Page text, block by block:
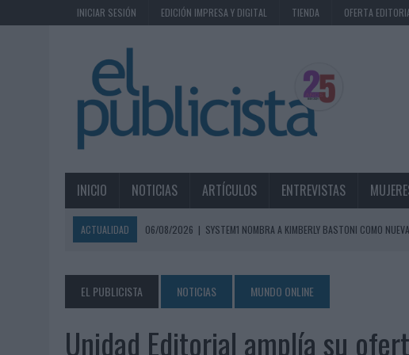
INICIAR SESIÓN EDICIÓN IMPRESA Y DIGITAL TIENDA OFERTA
INICIO NOTICIAS ARTÍCULOS ENTREVISTAS
ACTUALIDAD 06/08/2026 | SYSTEM1 NOMBRA A KIMBERLY BASTONI COMO
05/08/2026 | BEON WORLDWIDE LANZA RAÍZ URBANA PARA TRANSFORMAR EL
05/08/2026
|
FABRA COMUNICACIÓN INCORPORA A CASONÁ Y ASUME LA GESTIÓN
EL PUBLICISTA NOTICIAS MUNDO ONLINE
Unidad Editorial amplía su